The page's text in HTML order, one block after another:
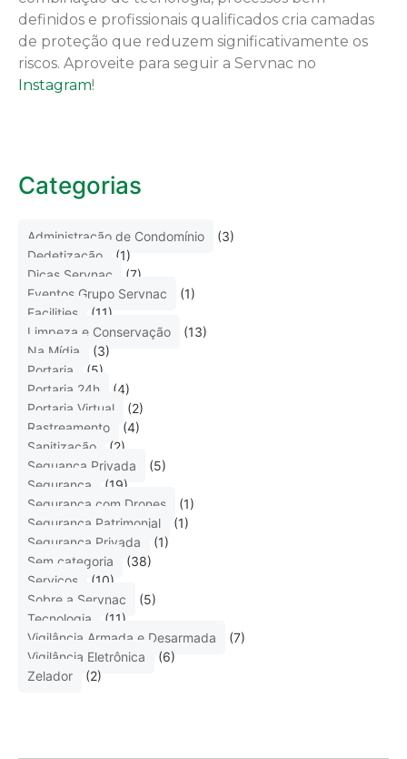
definidos e profissionais qualificados cria camadas
de proteção que reduzem significativamente os
riscos. Aproveite para seguir a Servnac no
Instagram!
Categorias
Administração de Condomínio
(3)
Dedetização
(1)
Dicas Servnac
(7)
Eventos Grupo Servnac
(1)
Facilities
(11)
Limpeza e Conservação
(13)
Na Mídia
(3)
Portaria
(5)
Portaria 24h
(4)
Portaria Virtual
(2)
Rastreamento
(4)
Sanitização
(2)
Seguança Privada
(5)
Segurança
(19)
Segurança com Drones
(1)
Segurança Patrimonial
(1)
Segurança Privada
(1)
Sem categoria
(38)
Serviços
(10)
Sobre a Servnac
(5)
Tecnologia
(11)
Vigilância Armada e Desarmada
(7)
Vigilância Eletrônica
(6)
Zelador
(2)